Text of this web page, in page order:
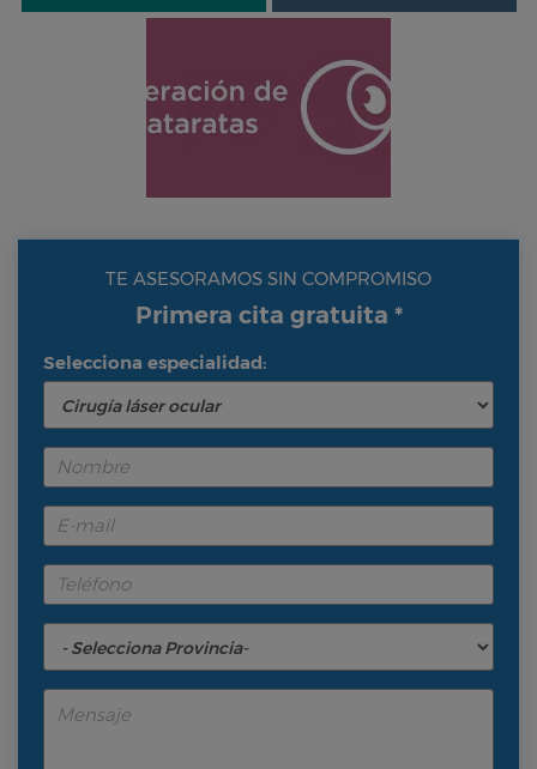
TE ASESORAMOS SIN COMPROMISO
Primera cita gratuita *
Selecciona especialidad: